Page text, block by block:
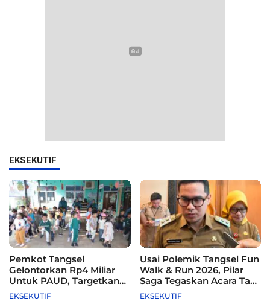
EKSEKUTIF
Pemkot Tangsel
Gelontorkan Rp4 Miliar
Untuk PAUD, Targetkan
115 Sekolah
EKSEKUTIF
Usai Polemik Tangsel Fun
Walk & Run 2026, Pilar
Saga Tegaskan Acara Tak
Difasilitasi Pemkot
EKSEKUTIF